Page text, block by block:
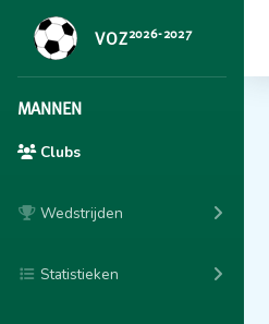
VOZ2026-2027
MANNEN
Clubs
Wedstrijden
Statistieken